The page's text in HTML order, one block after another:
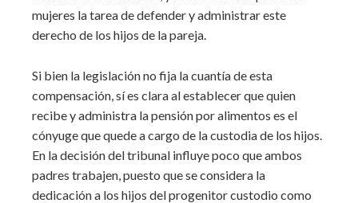
mujeres la tarea de defender y administrar este
derecho de los hijos de la pareja.
Si bien la legislación no fija la cuantía de esta
compensación, sí es clara al establecer que quien
recibe y administra la pensión por alimentos es el
cónyuge que quede a cargo de la custodia de los hijos.
En la decisión del tribunal influye poco que ambos
padres trabajen, puesto que se considera la
dedicación a los hijos del progenitor custodio como